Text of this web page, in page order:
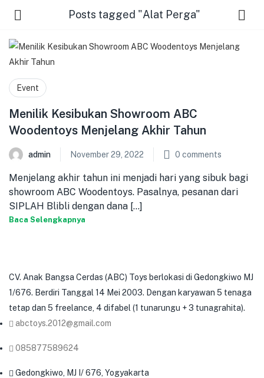
Posts tagged "Alat Perga"
Event
Menilik Kesibukan Showroom ABC
Woodentoys Menjelang Akhir Tahun
admin November 29, 2022 0 comments
Menjelang akhir tahun ini menjadi hari yang sibuk bagi
showroom ABC Woodentoys. Pasalnya, pesanan dari
SIPLAH Blibli dengan dana [...]
Baca Selengkapnya
CV. Anak Bangsa Cerdas (ABC) Toys berlokasi di Gedongkiwo MJ
1/676. Berdiri Tanggal 14 Mei 2003. Dengan karyawan 5 tenaga
tetap dan 5 freelance, 4 difabel (1 tunarungu + 3 tunagrahita).
abctoys.2012@gmail.com
085877589624
Gedongkiwo, MJ I/ 676, Yogyakarta